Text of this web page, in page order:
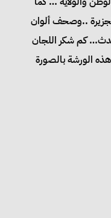
..وصحف ألوان
كم شكر اللجان
الورشة بالصورة